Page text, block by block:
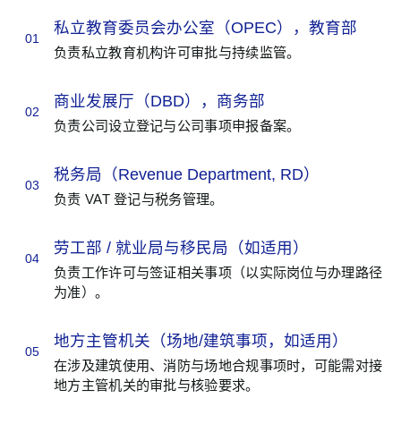
01
私立教育委员会办公室（OPEC），教育部
负责私立教育机构许可审批与持续监管。
02
商业发展厅（DBD），商务部
负责公司设立登记与公司事项申报备案。
03
税务局（Revenue Department, RD）
负责 VAT 登记与税务管理。
04
劳工部 / 就业局与移民局（如适用）
负责工作许可与签证相关事项（以实际岗位与办理路径
为准）。
05
地方主管机关（场地/建筑事项，如适用）
在涉及建筑使用、消防与场地合规事项时，可能需对接
地方主管机关的审批与核验要求。